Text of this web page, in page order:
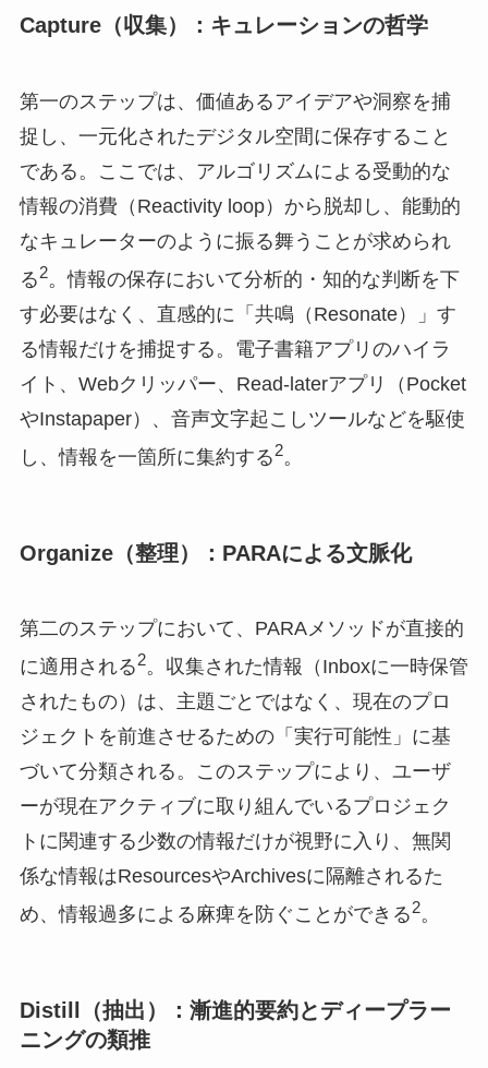
Capture（収集）：キュレーションの哲学
第一のステップは、価値あるアイデアや洞察を捕
捉し、一元化されたデジタル空間に保存すること
である。ここでは、アルゴリズムによる受動的な
情報の消費（Reactivity loop）から脱却し、能動的
なキュレーターのように振る舞うことが求められ
る2。情報の保存において分析的・知的な判断を下
す必要はなく、直感的に「共鳴（Resonate）」す
る情報だけを捕捉する。電子書籍アプリのハイラ
イト、Webクリッパー、Read-laterアプリ（Pocket
やInstapaper）、音声文字起こしツールなどを駆使
し、情報を一箇所に集約する2。
Organize（整理）：PARAによる文脈化
第二のステップにおいて、PARAメソッドが直接的
に適用される2。収集された情報（Inboxに一時保管
されたもの）は、主題ごとではなく、現在のプロ
ジェクトを前進させるための「実行可能性」に基
づいて分類される。このステップにより、ユーザ
ーが現在アクティブに取り組んでいるプロジェク
トに関連する少数の情報だけが視野に入り、無関
係な情報はResourcesやArchivesに隔離されるた
め、情報過多による麻痺を防ぐことができる2。
Distill（抽出）：漸進的要約とディープラー
ニングの類推